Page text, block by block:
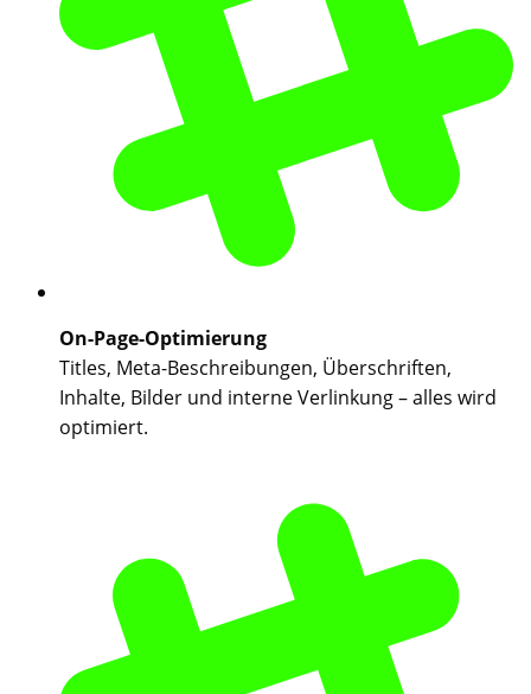
On-Page-Optimierung
Titles, Meta-Beschreibungen, Überschriften,
Inhalte, Bilder und interne Verlinkung – alles wird
optimiert.